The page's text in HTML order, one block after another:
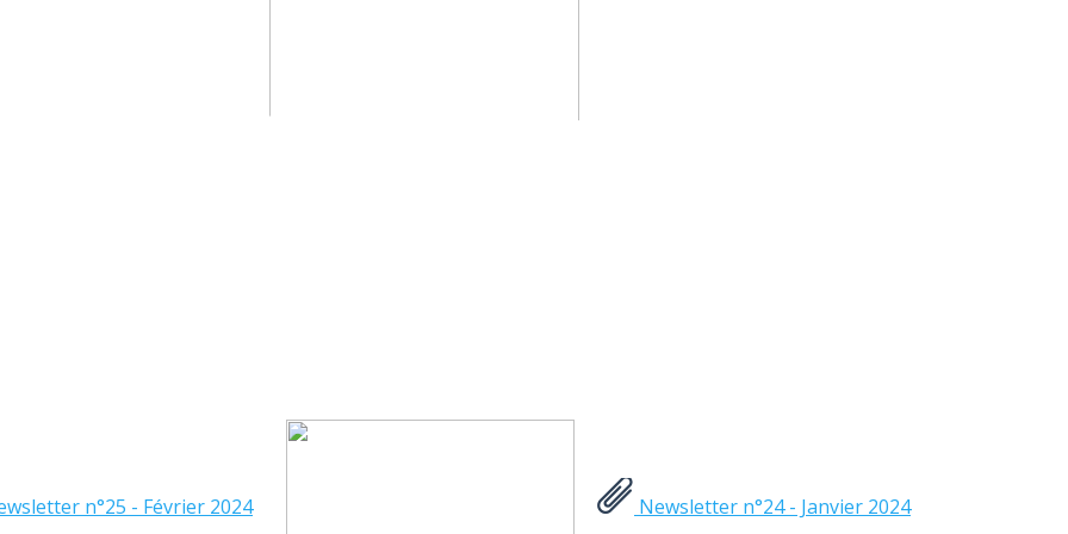
n°25 - Février 2024 Newsletter n°24 - Janvier 2024